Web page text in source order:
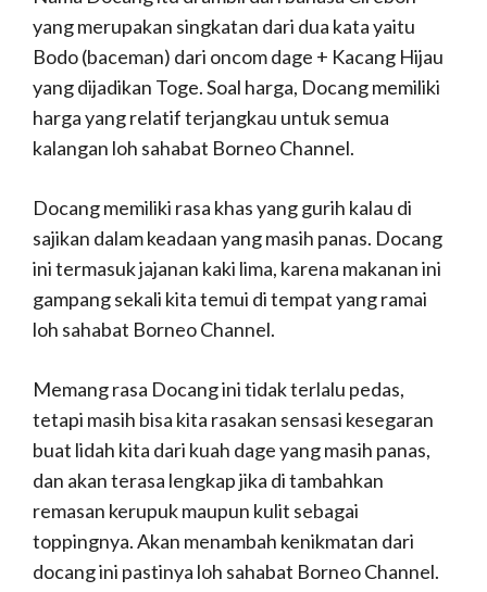
yang merupakan singkatan dari dua kata yaitu
Bodo (baceman) dari oncom dage + Kacang Hijau
yang dijadikan Toge. Soal harga, Docang memiliki
harga yang relatif terjangkau untuk semua
kalangan loh sahabat Borneo Channel.
Docang memiliki rasa khas yang gurih kalau di
sajikan dalam keadaan yang masih panas. Docang
ini termasuk jajanan kaki lima, karena makanan ini
gampang sekali kita temui di tempat yang ramai
loh sahabat Borneo Channel.
Memang rasa Docang ini tidak terlalu pedas,
tetapi masih bisa kita rasakan sensasi kesegaran
buat lidah kita dari kuah dage yang masih panas,
dan akan terasa lengkap jika di tambahkan
remasan kerupuk maupun kulit sebagai
toppingnya. Akan menambah kenikmatan dari
docang ini pastinya loh sahabat Borneo Channel.